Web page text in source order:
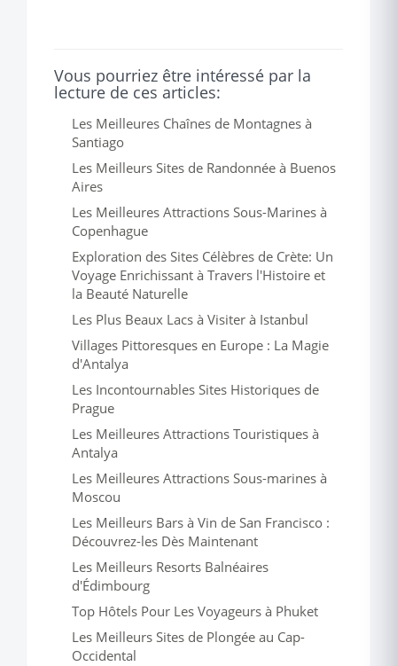
Vous pourriez être intéressé par la
lecture de ces articles:
Les Meilleures Chaînes de Montagnes à
Santiago
Les Meilleurs Sites de Randonnée à Buenos
Aires
Les Meilleures Attractions Sous-Marines à
Copenhague
Exploration des Sites Célèbres de Crète: Un
Voyage Enrichissant à Travers l'Histoire et
la Beauté Naturelle
Les Plus Beaux Lacs à Visiter à Istanbul
Villages Pittoresques en Europe : La Magie
d'Antalya
Les Incontournables Sites Historiques de
Prague
Les Meilleures Attractions Touristiques à
Antalya
Les Meilleures Attractions Sous-marines à
Moscou
Les Meilleurs Bars à Vin de San Francisco :
Découvrez-les Dès Maintenant
Les Meilleurs Resorts Balnéaires
d'Édimbourg
Top Hôtels Pour Les Voyageurs à Phuket
Les Meilleurs Sites de Plongée au Cap-
Occidental